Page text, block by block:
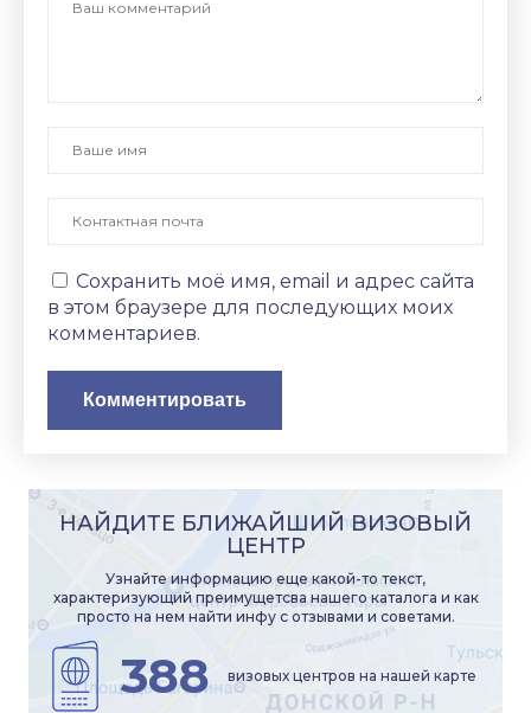
Сохранить моё имя, email и адрес сайта
в этом браузере для последующих моих
комментариев.
НАЙДИТЕ БЛИЖАЙШИЙ ВИЗОВЫЙ
ЦЕНТР
Узнайте информацию еще какой-то текст,
характеризующий преимущетсва нашего каталога и как
просто на нем найти инфу с отзывами и советами.
388 визовых центров на нашей карте